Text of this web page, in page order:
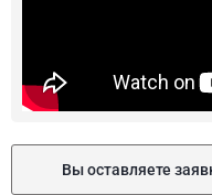
Вы оставляете